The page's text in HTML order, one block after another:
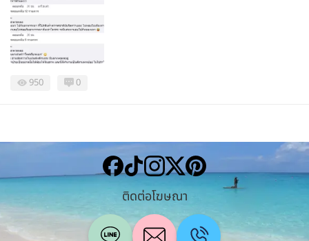
950 0
ติดต่อโฆษณา